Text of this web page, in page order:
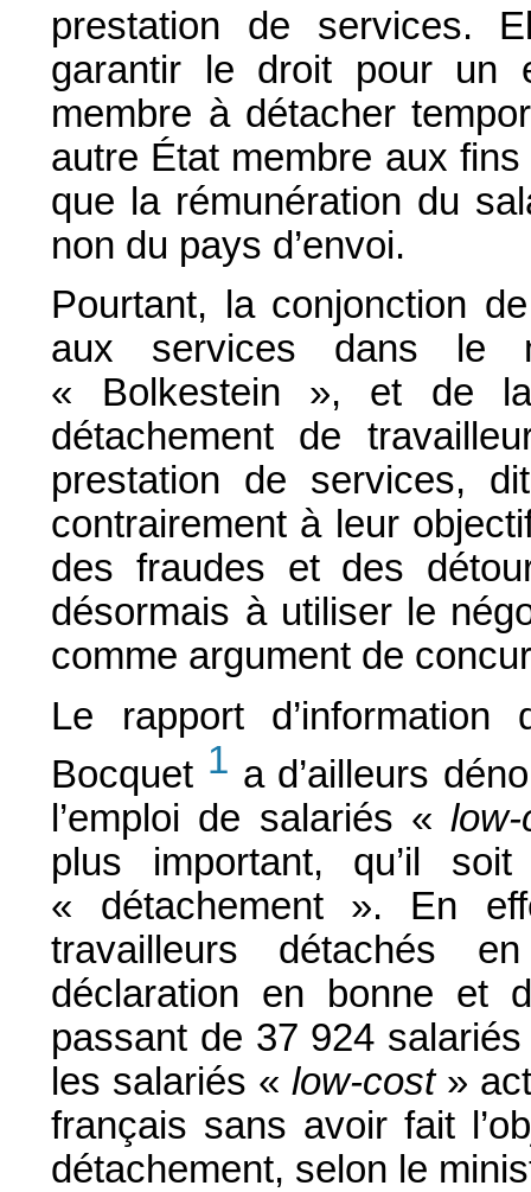
prestation de services.
garantir le droit pour un
membre à détacher
autre État membre aux
que la rémunération du
non du pays d’envoi.
Pourtant, la conjonction
aux services dans le
« Bolkestein », et de
détachement de
prestation de services,
contrairement à leur
des fraudes et des
désormais à utiliser le
comme argument de
Le rapport
Bocquet 1 a d’ailleurs
l’emploi de salariés «
plus important, qu’il
« détachement ». En
travailleurs détachés
déclaration en bonne et
passant de 37 924
les salariés «low-cost»
français sans avoir fait
détachement, selon le